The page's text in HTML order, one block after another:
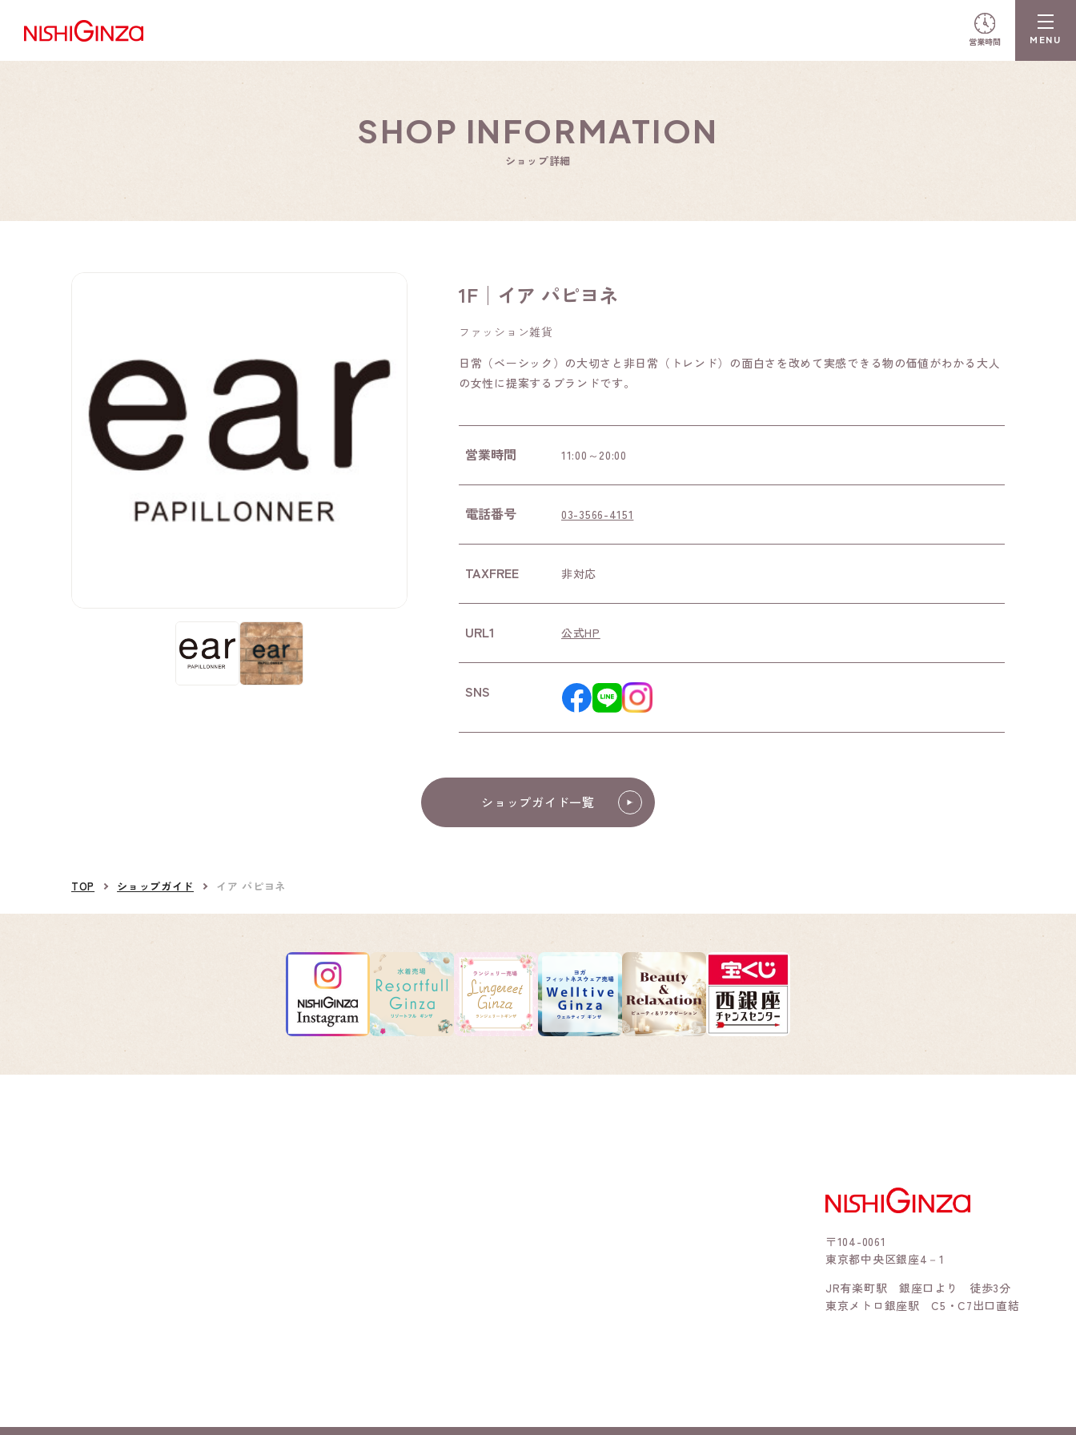
営業時間
SHOP INFORMATION
ショップ詳細
1F│イア パピヨネ
ファッション雑貨
日常（ベーシック）の大切さと非日常（トレンド）の面白さを改めて実感できる物の価値がわかる大人
の女性に提案するブランドです。
営業時間 11:00～20:00
電話番号 03-3566-4151
TAXFREE 非対応
URL1 公式HP
SNS
ショップガイド一覧
TOP ショップガイド イア パピヨネ
〒104-0061
東京都中央区銀座4－1
JR有楽町駅 銀座口より 徒歩3分
東京メトロ銀座駅 C5・C7出口直結